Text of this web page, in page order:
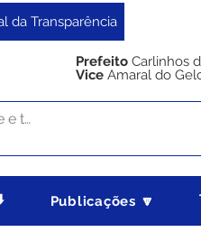
da Transparência
Prefeito Carlinhos
Vice Amaral do
Publicações 🔽